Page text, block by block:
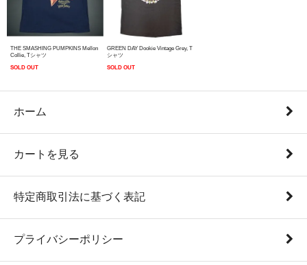
THE SMASHING PUMPKINS Mellon
Collie, Tシャツ
SOLD OUT
GREEN DAY Dookie Vintage Grey, T
シャツ
SOLD OUT
ホーム
カートを見る
特定商取引法に基づく表記
プライバシーポリシー